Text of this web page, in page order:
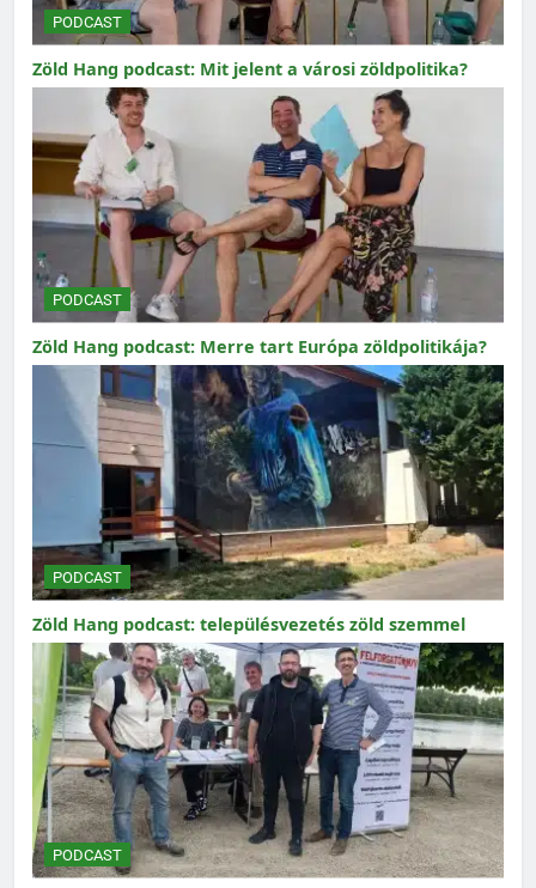
PODCAST
Zöld Hang podcast: Mit jelent a városi zöldpolitika?
PODCAST
Zöld Hang podcast: Merre tart Európa zöldpolitikája?
PODCAST
Zöld Hang podcast: településvezetés zöld szemmel
PODCAST